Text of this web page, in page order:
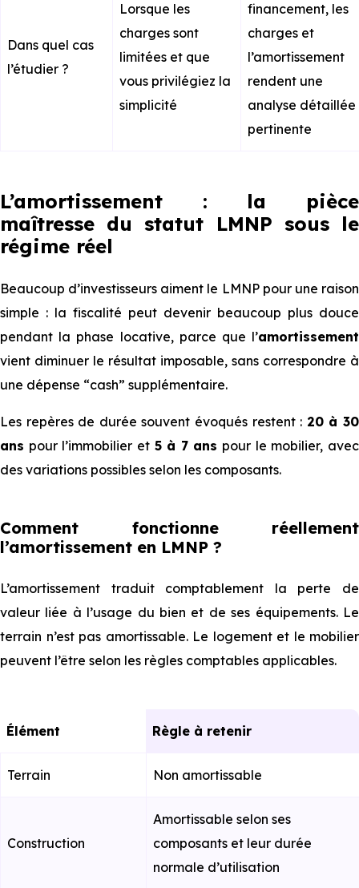
Dans quel cas
l’étudier ?
Lorsque les
charges sont
limitées et que
vous privilégiez la
simplicité
financement, les
charges et
l’amortissement
rendent une
analyse détaillée
pertinente
L’amortissement : la pièce
maîtresse du statut LMNP sous le
régime réel
Beaucoup d’investisseurs aiment le LMNP pour une raison
simple : la fiscalité peut devenir beaucoup plus douce
pendant la phase locative, parce que l’amortissement
vient diminuer le résultat imposable, sans correspondre à
une dépense “cash” supplémentaire.
Les repères de durée souvent évoqués restent : 20 à 30
ans pour l’immobilier et 5 à 7 ans pour le mobilier, avec
des variations possibles selon les composants.
Comment fonctionne réellement
l’amortissement en LMNP ?
L’amortissement traduit comptablement la perte de
valeur liée à l’usage du bien et de ses équipements. Le
terrain n’est pas amortissable. Le logement et le mobilier
peuvent l’être selon les règles comptables applicables.
Élément Règle à retenir
Terrain Non amortissable
Construction
Amortissable selon ses
composants et leur durée
normale d’utilisation